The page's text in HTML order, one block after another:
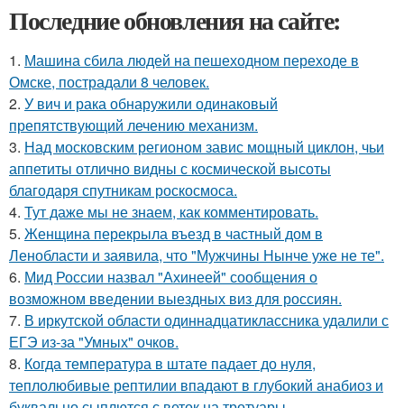
Последние обновления на сайте:
1. Машина сбила людей на пешеходном переходе в
Омске, пострадали 8 человек.
2. У вич и рака обнаружили одинаковый
препятствующий лечению механизм.
3. Над московским регионом завис мощный циклон, чьи
аппетиты отлично видны с космической высоты
благодаря спутникам роскосмоса.
4. Тут даже мы не знаем, как комментировать.
5. Женщина перекрыла въезд в частный дом в
Ленобласти и заявила, что "Мужчины Нынче уже не те".
6. Мид России назвал "Ахинеей" сообщения о
возможном введении выездных виз для россиян.
7. В иркутской области одиннадцатиклассника удалили с
ЕГЭ из-за "Умных" очков.
8. Когда температура в штате падает до нуля,
теплолюбивые рептилии впадают в глубокий анабиоз и